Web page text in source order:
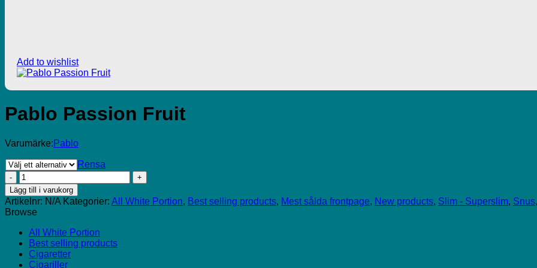
Add to wishlist
Pablo Passion Fruit
Varumärke: Pablo
Rensa
Pablo
Passion
Fruit
mängd
Lägg till i varukorg
Artikelnr: N/A Kategorier: All White Portion, Best selling products, Mest sålda frontpage, New products, Slim - Superslim, Snus,
Browse
All White Portion
Best selling products
Cigaretter
Cigariller